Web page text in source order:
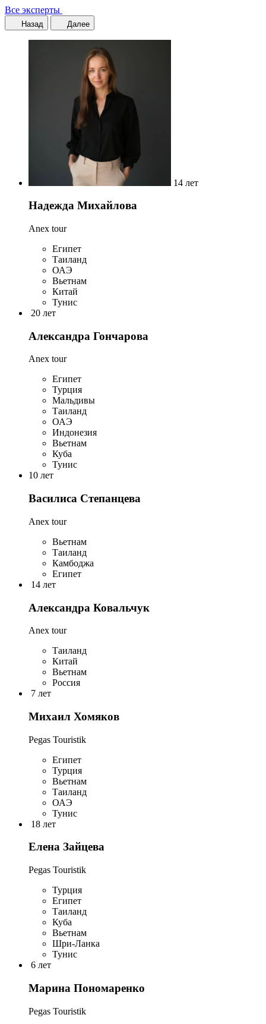
Все эксперты
Назад Далее
14 лет
Надежда Михайлова
Anex tour
Египет
Таиланд
ОАЭ
Вьетнам
Китай
Тунис
20 лет
Александра Гончарова
Anex tour
Египет
Турция
Мальдивы
Таиланд
ОАЭ
Индонезия
Вьетнам
Куба
Тунис
10 лет
Василиса Степанцева
Anex tour
Вьетнам
Таиланд
Камбоджа
Египет
14 лет
Александра Ковальчук
Anex tour
Таиланд
Китай
Вьетнам
Россия
7 лет
Михаил Хомяков
Pegas Touristik
Египет
Турция
Вьетнам
Таиланд
ОАЭ
Тунис
18 лет
Елена Зайцева
Pegas Touristik
Турция
Египет
Таиланд
Куба
Вьетнам
Шри-Ланка
Тунис
6 лет
Марина Пономаренко
Pegas Touristik